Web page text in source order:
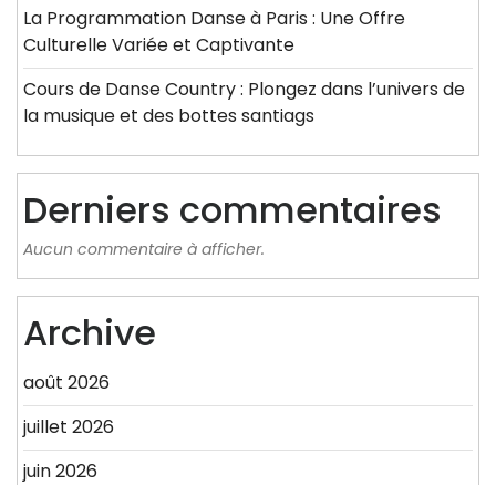
La Programmation Danse à Paris : Une Offre
Culturelle Variée et Captivante
Cours de Danse Country : Plongez dans l’univers de
la musique et des bottes santiags
Derniers commentaires
Aucun commentaire à afficher.
Archive
août 2026
juillet 2026
juin 2026